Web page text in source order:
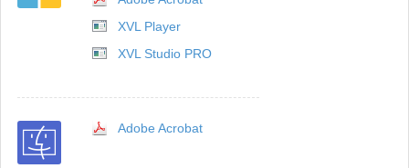
XVL Player
XVL Studio PRO
Adobe Acrobat